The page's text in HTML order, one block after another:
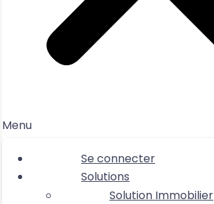
Menu
Se connecter
Solutions
Solution Immobilier